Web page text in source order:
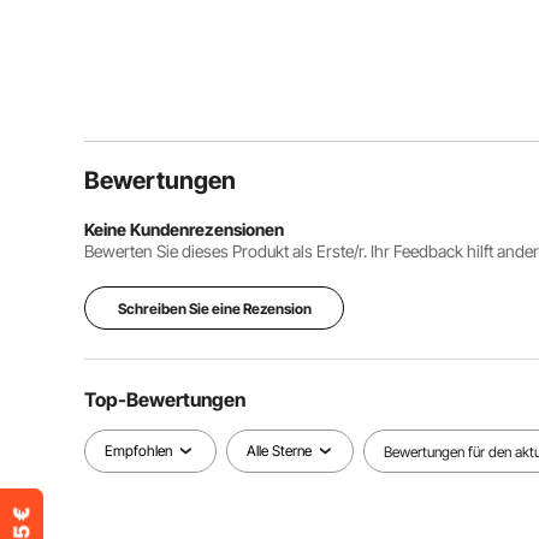
Bewertungen
Keine Kundenrezensionen
Bewerten Sie dieses Produkt als Erste/r. Ihr Feedback hilft
Schreiben Sie eine Rezension
Top-Bewertungen
Empfohlen Alle Sterne Bewertungen für den